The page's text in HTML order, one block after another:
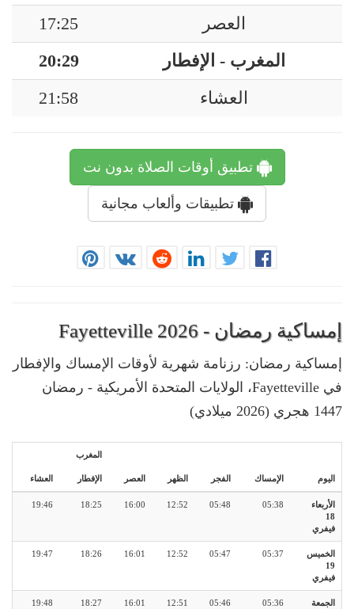
العصر
17:25
المغرب - الإفطار
20:29
العشاء
21:58
تطبيق أوقات الصلاة بدون نت
تطبيقات وألعاب مجانية
إمساكية رمضان - Fayetteville 2026
إمساكية رمضان: رزنامة شهرية لأوقات الإمساك والإفطار
في Fayetteville، الولايات المتحدة الأمريكية - رمضان
1447 هجري (2026 ميلادي)
اليوم الإمساك الفجر الظهر العصر
المغرب
الإفطار العشاء
الأربعاء
18
فيفري
05:38
05:48
12:52
16:00
18:25
19:46
الخميس
19
فيفري
05:37
05:47
12:52
16:01
18:26
19:47
الجمعة
05:36
05:46
12:51
16:01
18:27
19:48